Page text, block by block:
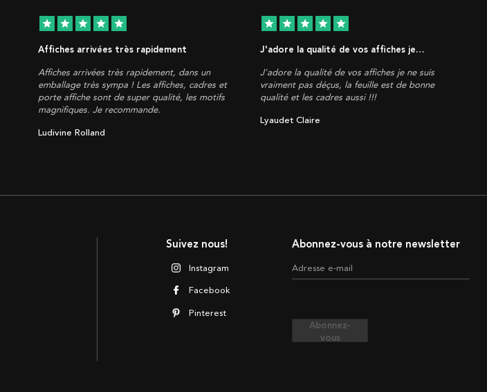
star star star star star
Affiches arrivées très rapidement
Affiches arrivées très rapidement, dans un
emballage très sympa ! Les affiches, cadres et
porte affiche sont de super qualité, les motifs
magnifiques. Je recommande.
Ludivine Rolland
star star star star star
J'adore la qualité de vos affiches je…
J'adore la qualité de vos affiches je ne suis
vraiment pas déçus, la feuille est de bonne
qualité et les cadres aussi !!!
Lyaudet Claire
Abonnez-vous à notre newsletter
Adresse e-mail
Abonnez-
vous
Suivez nous!
Instagram
Facebook
Pinterest